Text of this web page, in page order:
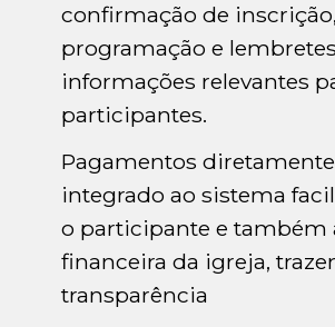
confirmação de inscrição,
programação e
informações relevantes
participantes.
Pagamentos
integrado ao sistema
o participante e também
financeira da igreja,
transparência